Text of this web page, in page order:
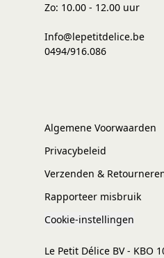
Zo: 10.00 - 12.00 uur
Info@lepetitdelice.be
0494/916.086
Algemene Voorwaarden
Privacybeleid
Verzenden &
Rapporteer misbruik
Cookie-instellingen
Le Petit Délice BV - KBO